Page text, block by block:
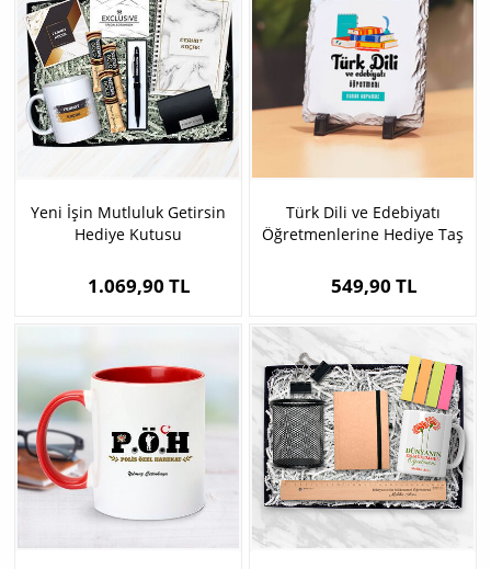
Yeni İşin Mutluluk Getirsin
Hediye Kutusu
1.069,90 TL
Türk Dili ve Edebiyatı
Öğretmenlerine Hediye Taş
549,90 TL